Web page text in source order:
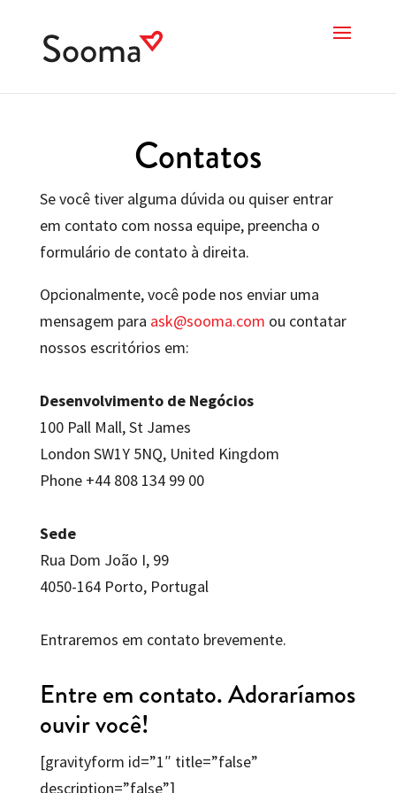
Contatos
Se você tiver alguma dúvida ou quiser entrar
em contato com nossa equipe, preencha o
formulário de contato à direita.
Opcionalmente, você pode nos enviar uma
mensagem para ask@sooma.com ou contatar
nossos escritórios em:
Desenvolvimento de Negócios
100 Pall Mall, St James
London SW1Y 5NQ, United Kingdom
Phone +44 808 134 99 00
Sede
Rua Dom João I, 99
4050-164 Porto, Portugal
Entraremos em contato brevemente.
Entre em contato. Adoraríamos
ouvir você!
[gravityform id=”1″ title=”false”
description=”false”]